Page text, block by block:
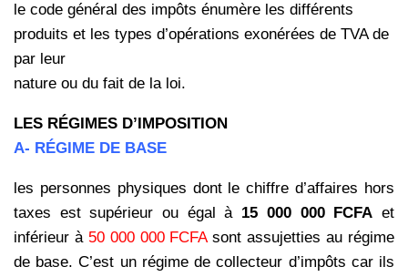
le code général des impôts énumère les différents
produits et les types d’opérations exonérées de TVA de
par leur
nature ou du fait de la loi.
LES RÉGIMES D’IMPOSITION
A- RÉGIME DE BASE
les personnes physiques dont le chiffre d’affaires hors
taxes est supérieur ou égal à 15 000 000 FCFA et
inférieur à 50 000 000 FCFAsont assujetties au régime
de base. C’est un régime de collecteur d’impôts car ils